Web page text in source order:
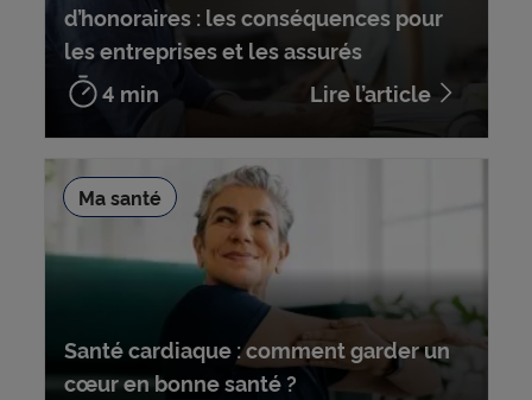
d’honoraires : les conséquences pour
les entreprises et les assurés
4 min
Lire l’article
Santé cardiaque : comment garder un
cœur en bonne santé ?
Ma santé